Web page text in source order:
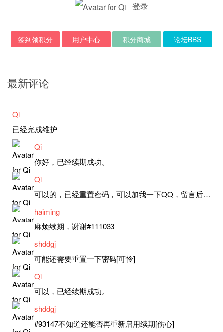
登录
签到领积分 用户中心 积分商城 论坛BBS
最新评论
Qi
已经完成维护
Qi
你好，已经续期成功。
Qi
可以的，已经重置密码，可以加我一下QQ，留言后我就发密码给你。
haiming
麻烦续期，谢谢#111033
shddgj
可能还需要重置一下密码[可怜]
Qi
可以，已经续期成功。
shddgj
#93147不知道还能否再重新启用续期[伤心]